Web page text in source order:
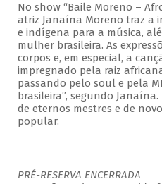
No show “Baile Moreno –
atriz Janaína Moreno traz a
e indígena para a música,
mulher brasileira. As
corpos e, em especial, a
impregnado pela raiz
passando pelo soul e pela
brasileira”, segundo
de eternos mestres e de
popular.
PRÉ-RESERVA ENCERRADA